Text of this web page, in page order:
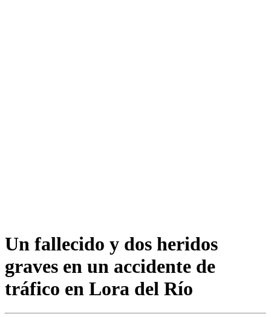
Un fallecido y dos heridos
graves en un accidente de
tráfico en Lora del Río